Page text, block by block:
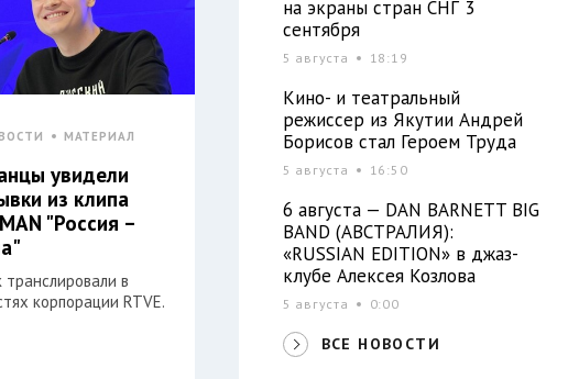
МАТЕРИАЛ
увидели
из клипа
"Россия –
транслировали в
корпорации RTVE.
на экраны стран СНГ 3
сентября
5 августа 18:19
Кино- и театральный
режиссер из Якутии Андрей
Борисов стал Героем Труда
5 августа 16:50
6 августа — DAN BARNETT BIG
BAND (АВСТРАЛИЯ):
«RUSSIAN EDITION» в джаз-
клубе Алексея Козлова
5 августа 0:00
ВСЕ НОВОСТИ